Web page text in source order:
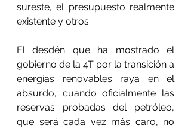
sureste, el presupuesto realmente
existente y otros.
El desdén que ha mostrado el
gobierno de la 4T por la transición a
energías renovables raya en el
absurdo, cuando oficialmente las
reservas probadas del petróleo,
que será cada vez más caro, no